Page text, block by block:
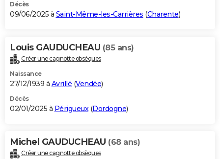
Décès
09/06/2025 à Saint-Même-les-Carrières (Charente)
Louis GAUDUCHEAU (85 ans)
Créer une cagnotte obsèques
Naissance
27/12/1939 à Avrillé (Vendée)
Décès
02/01/2025 à Périgueux(Dordogne)
Michel GAUDUCHEAU (68 ans)
Créer une cagnotte obsèques